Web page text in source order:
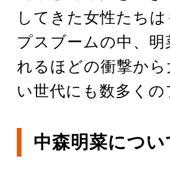
してきた女性たち
プスブームの中、
れるほどの衝撃か
い世代にも数多く
中森明菜につ